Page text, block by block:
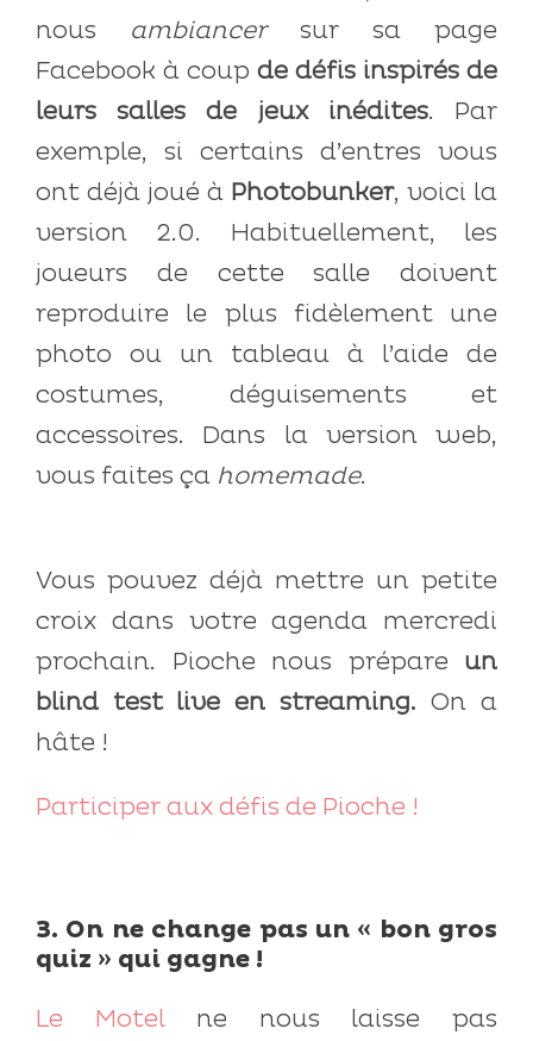
nous ambiancersur sa page
Facebook à coup de défis inspirés de
leurs salles de jeux inédites. Par
exemple, si certains d’entres vous
ont déjà joué à Photobunker, voici la
version 2.0. Habituellement, les
joueurs de cette salle doivent
reproduire le plus fidèlement une
photo ou un tableau à l’aide de
costumes, déguisements et
accessoires. Dans la version web,
vous faites ça homemade.
Vous pouvez déjà mettre un petite
croix dans votre agenda mercredi
prochain. Pioche nous prépare un
blind test live en streaming. On a
hâte !
Participer aux défis de Pioche !
3. On ne change pas un « bon gros
quiz » qui gagne !
Le Motelne nous laisse pas